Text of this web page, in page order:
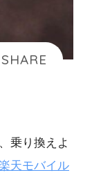
乗り換えよ
楽天モバイル